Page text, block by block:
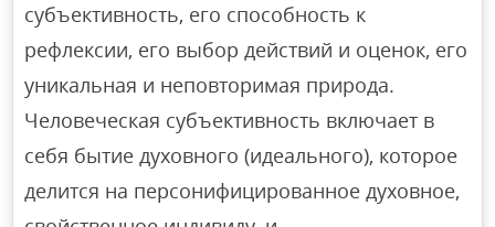
субъективность, его способность к
рефлексии, его выбор действий и оценок, его
уникальная и неповторимая природа.
Человеческая субъективность включает в
себя бытие духовного (идеального), которое
делится на персонифицированное духовное,